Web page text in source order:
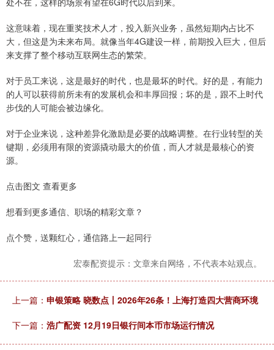
这意味着，现在重奖技术人才，投入新兴业务，虽然短期内占比不
大，但这是为未来布局。就像当年4G建设一样，前期投入巨大，但后
来支撑了整个移动互联网生态的繁荣。
对于员工来说，这是最好的时代，也是最坏的时代。好的是，有能力
的人可以获得前所未有的发展机会和丰厚回报；坏的是，跟不上时代
步伐的人可能会被边缘化。
对于企业来说，这种差异化激励是必要的战略调整。在行业转型的关
键期，必须用有限的资源撬动最大的价值，而人才就是最核心的资
源。
点击图文 查看更多
想看到更多通信、职场的精彩文章？
点个赞，送颗红心，通信路上一起同行
宏泰配资提示：文章来自网络，不代表本站观点。
上一篇： 申银策略 晓数点丨2026年26条！上海打造四大营商环境
下一篇： 浩广配资 12月19日银行间本币市场运行情况